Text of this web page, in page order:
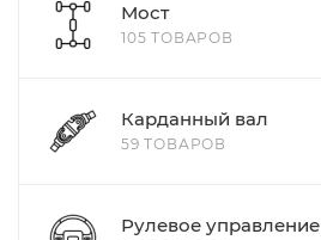
Мост
105 ТОВАРОВ
Карданный вал
59 ТОВАРОВ
Рулевое управление